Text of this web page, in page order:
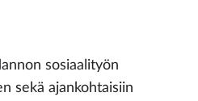
sosiaalityön
sekä ajankohtaisiin